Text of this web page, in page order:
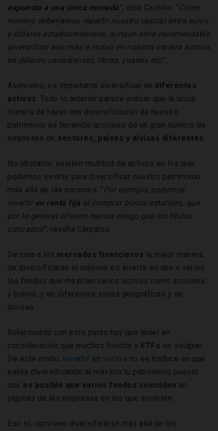
expuesto a una única moneda”, dice Castelo. “ Como
mínimo deberíamos repartir nuestro capital entre euros
y dólares estadounidenses, aunque sería recomendable
diversificar aún más e incluir en nuestra cartera activos
en dólares canadienses, libras, yuanes etc.”.
Asimismo, es importante diversificar en diferentes
activos. Todo lo anterior parece indicar que la única
manera de hacer una diversificación de nuestro
patrimonio es teniendo acciones de un gran número de
empresas de sectores, países y divisas diferentes.
No obstante, existen multitud de activos en los que
podemos invertir para diversificar nuestro patrimonio
más allá de las acciones. “ Por ejemplo, podemos
invertir en renta fija al comprar bonos estatales, que
por lo general ofrecen menos riesgo que los títulos
cotizados”, reseña Cárpatos.
De cara a los mercados financieros la mejor manera
de diversificarse al máximo es invertir en uno o varios
los fondos que mezclan varios activos como acciones
y bonos, y en diferentes zonas geográficas y de
divisas.
Relacionado con este punto hay que tener en
consideración que muchos fondos y ETFs se solapan.
De este modo, invertir en varios no se traduce en que
estés diversificando al máximo tu patrimonio puesto
que es posible que varios fondos coincidan en
algunas de las empresas en las que invierten.
Eso sí, conviene diversificarse más allá de los